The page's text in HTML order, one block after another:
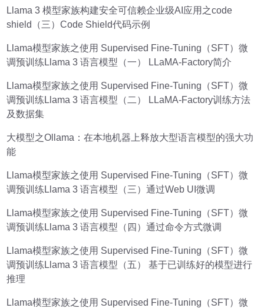
Llama 3 模型家族构建安全可信赖企业级AI应用之code
shield（三）Code Shield代码示例
Llama模型家族之使用 Supervised Fine-Tuning（SFT）微
调预训练Llama 3 语言模型（一） LLaMA-Factory简介
Llama模型家族之使用 Supervised Fine-Tuning（SFT）微
调预训练Llama 3 语言模型（二） LLaMA-Factory训练方法
及数据集
大模型之Ollama：在本地机器上释放大型语言模型的强大功
能
Llama模型家族之使用 Supervised Fine-Tuning（SFT）微
调预训练Llama 3 语言模型（三）通过Web UI微调
Llama模型家族之使用 Supervised Fine-Tuning（SFT）微
调预训练Llama 3 语言模型（四）通过命令方式微调
Llama模型家族之使用 Supervised Fine-Tuning（SFT）微
调预训练Llama 3 语言模型（五） 基于已训练好的模型进行
推理
Llama模型家族之使用 Supervised Fine-Tuning（SFT）微